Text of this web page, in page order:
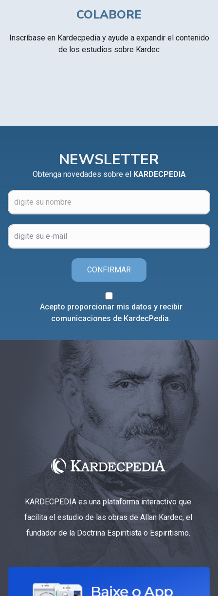
COLABORE
Inscríbase en Kardecpedia y ayude a expandir el contenido
de los estudios sobre Kardec
NEWSLETTER
Obtenga novedades sobre el KARDECPEDIA
CONFIRMAR
Acepto proporcionar mis datos y recibir
comunicaciones de KardecPedia.
KARDECPEDIA es una plataforma interactivo que
facilita el estudio de las obras de Allan Kardec, el
fundador de la Doctrina Espiritista o Espiritismo.